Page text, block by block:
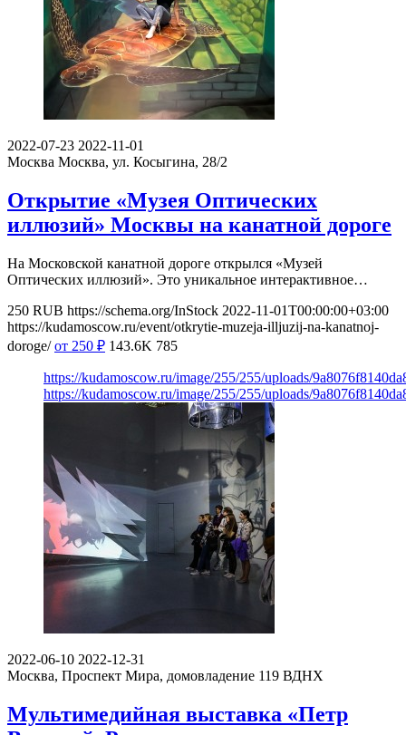
2022-07-23 2022-11-01
Москва Москва, ул. Косыгина, 28/2
Открытие «Музея Оптических
иллюзий» Москвы на канатной дороге
На Московской канатной дороге открылся «Музей
Оптических иллюзий». Это уникальное интерактивное…
250 RUB https://schema.org/InStock 2022-11-01T00:00:00+03:00
https://kudamoscow.ru/event/otkrytie-muzeja-illjuzij-na-kanatnoj-
doroge/ от 250 ₽ 143.6K 785
https://kudamoscow.ru/image/255/255/uploads/
https://kudamoscow.ru/image/255/255/uploads/
2022-06-10 2022-12-31
Москва, Проспект Мира, домовладение 119 ВДНХ
Мультимедийная выставка «Петр